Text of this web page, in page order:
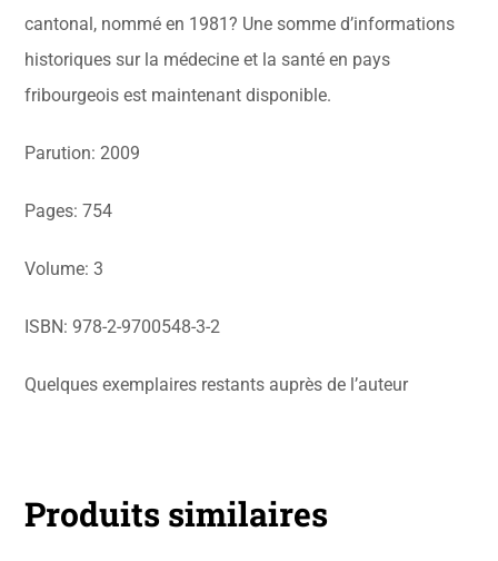
cantonal, nommé en 1981? Une somme d’informations
historiques sur la médecine et la santé en pays
fribourgeois est maintenant disponible.
Parution: 2009
Pages: 754
Volume: 3
ISBN: 978-2-9700548-3-2
Quelques exemplaires restants auprès de l’auteur
Produits similaires